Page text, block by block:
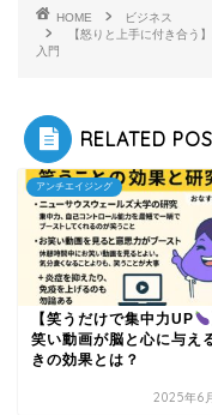
HOME
ビジネス
【怒りと上手に付き合う
入門
RELATED
アンチエイジング
【笑うだけで集中力UP
笑い動画が脳と心に与え
きの効果とは？
2025年6